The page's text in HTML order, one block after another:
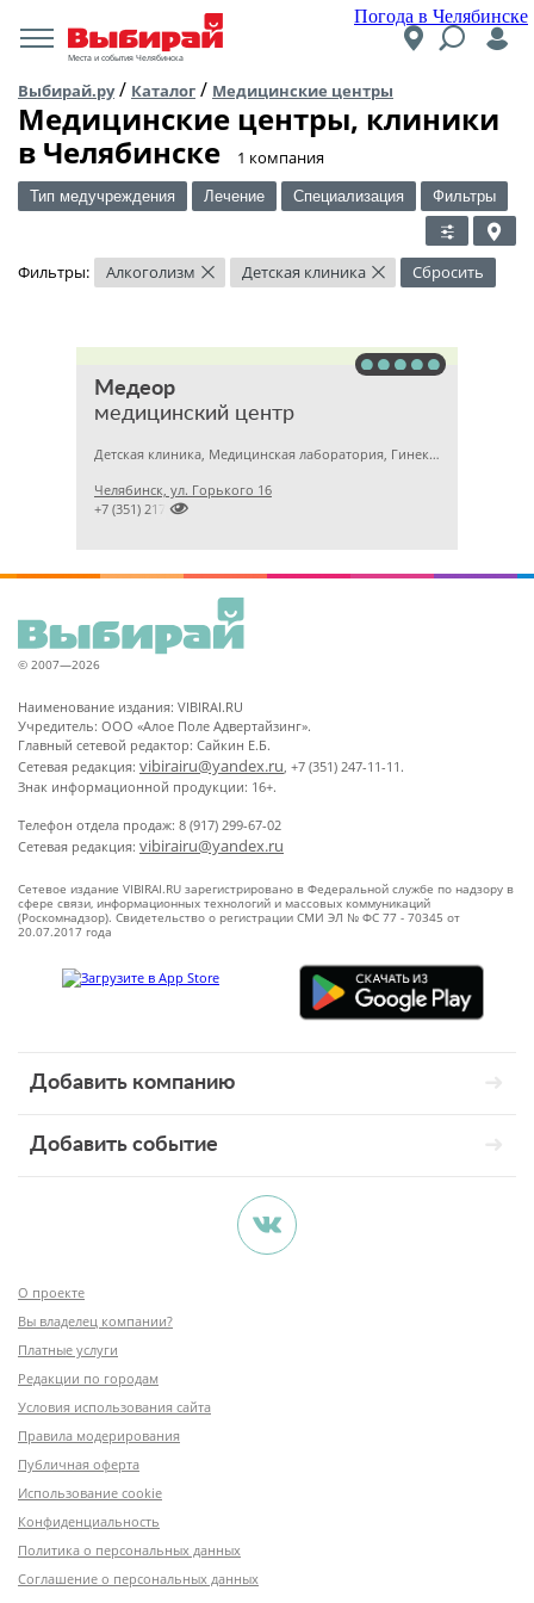
Погода в Челябинске
Места и события Челябинска
Выбирай.ру/ Каталог / Медицинские центры
Медицинские центры, клиники
в Челябинске
​1 компания
Тип медучреждения Лечение Специализация Фильтры
Фильтры: Алкоголизм × Детская клиника × Сбросить
Медеор
медицинский центр
Детская клиника, Медицинская лаборатория, Гинекология
Челябинск, ул. Горького 16

+7 (351) 2172376
© 2007—2026
Наименование издания: VIBIRAI.RU
Учредитель: ООО «Алое Поле Адвертайзинг».
Главный сетевой редактор: Сайкин Е.Б.
Сетевая редакция: vibirairu@yandex.ru, +7 (351) 247-11-11.
Знак информационной продукции: 16+.
Телефон отдела продаж: 8 (917) 299-67-02
Сетевая редакция: vibirairu@yandex.ru
Сетевое издание VIBIRAI.RU зарегистрировано в Федеральной службе по надзору в
сфере связи, информационных технологий и массовых коммуникаций
(Роскомнадзор). Свидетельство о регистрации СМИ ЭЛ № ФС 77 - 70345 от
20.07.2017 года
Добавить компанию
Добавить событие
О проекте
Вы владелец компании?
Платные услуги
Редакции по городам
Условия использования сайта
Правила модерирования
Публичная оферта
Использование cookie
Конфиденциальность
Политика о персональных данных
Соглашение о персональных данных